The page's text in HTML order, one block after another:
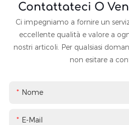
Contattateci O
Ci impegniamo a fornire un
eccellente qualità e valore a
nostri articoli. Per qualsiasi
non esitare a
Nome
E-Mail